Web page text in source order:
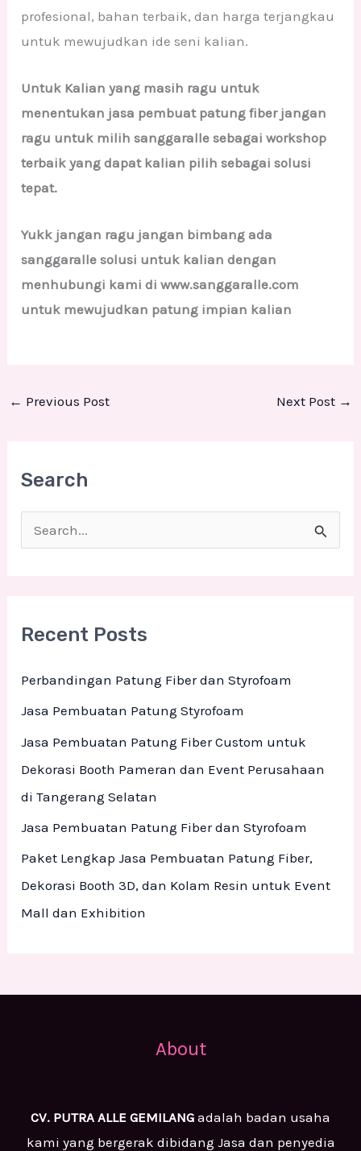
profesional, bahan terbaik, dan harga terjangkau
untuk mewujudkan ide seni kalian.
Untuk Kalian yang masih ragu untuk
menentukan jasa pembuat patung fiber jangan
ragu untuk milih sanggaralle sebagai workshop
terbaik yang dapat kalian pilih sebagai solusi
tepat.
Yukk jangan ragu jangan bimbang ada
sanggaralle solusi untuk kalian dengan
menhubungi kami di www.sanggaralle.com
untuk mewujudkan patung impian kalian
← Previous Post Next Post →
Search
cRecent Posts
Perbandingan Patung Fiber dan Styrofoam
Jasa Pembuatan Patung Styrofoam
Jasa Pembuatan Patung Fiber Custom untuk
Dekorasi Booth Pameran dan Event Perusahaan
di Tangerang Selatan
Jasa Pembuatan Patung Fiber dan Styrofoam
Paket Lengkap Jasa Pembuatan Patung Fiber,
Dekorasi Booth 3D, dan Kolam Resin untuk Event
Mall dan Exhibition
About
CV. PUTRA ALLE GEMILANG adalah badan usaha
kami yang bergerak dibidang Jasa dan penyedia